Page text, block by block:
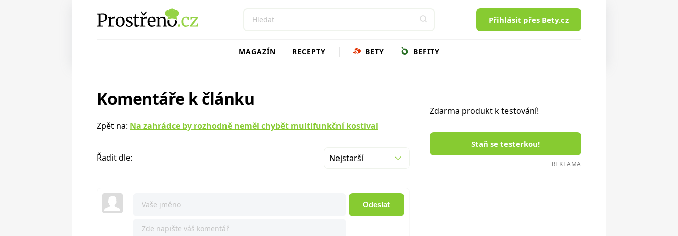
Přihlásit přes Bety.cz
MAGAZÍN RECEPTY BETY BEFITY
Komentáře k článku
Zpět na: Na zahrádce by rozhodně neměl chybět multifunkční kostival
Řadit dle: Nejstarší
Odeslat
Zdarma produkt k testování!
Staň se testerkou!
REKLAMA